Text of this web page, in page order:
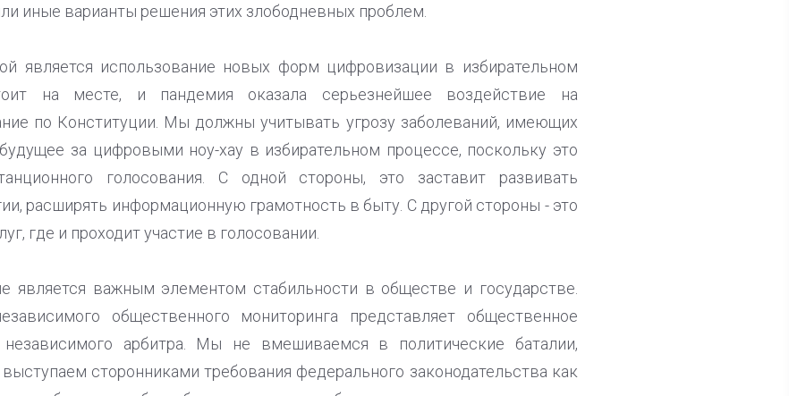
иные варианты решения этих злободневных проблем.
является использование новых форм цифровизации в избирательном
на месте, и пандемия оказала серьезнейшее воздействие на
по Конституции. Мы должны учитывать угрозу заболеваний, имеющих
за цифровыми ноу-хау в избирательном процессе, поскольку это
голосования. С одной стороны, это заставит развивать
расширять информационную грамотность в быту. С другой стороны - это
где и проходит участие в голосовании.
является важным элементом стабильности в обществе и государстве.
общественного мониторинга представляет общественное
арбитра. Мы не вмешиваемся в политические баталии,
сторонниками требования федерального законодательства как